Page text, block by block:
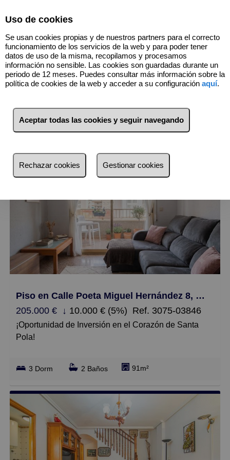
20 Inmuebles Santa Pola (Alicante)
Menos reciente
Pequeños
Grandes
Piso en Calle Poeta Miguel Hernández 8, Centro, Santa Pola
205.000 € ↓ 10.000 € (5%) Ref. 3075-03846
¡Oportunidad de Inversión en el Corazón de Santa
Pola!
Descubre este encantador piso de 91 m² construidos
(80 m² útiles) situado en pleno centro de Santa Pola, a
escasos metros de la emblemática Plaza La Glorieta y
del histórico castillo. Una ubicación privilegiada que
combina la tranquilidad residencial con el acceso
inmediato a todos los servicios que necesitas.
Este inmueble de segunda mano en buen estado
3 Dorm 2 Baños 91m²
Uso de cookies
Se usan cookies propias y de nuestros partners para el correcto
funcionamiento de los servicios de la web y para poder tener
datos de uso de la misma, recopilamos y procesamos
información no sensible. Las cookies son guardadas durante un
periodo de 12 meses. Puedes consultar más información sobre la
política de cookies de la web y acceder a su configuración aquí.
Aceptar todas las cookies y seguir navegando
Rechazar cookies Gestionar cookies